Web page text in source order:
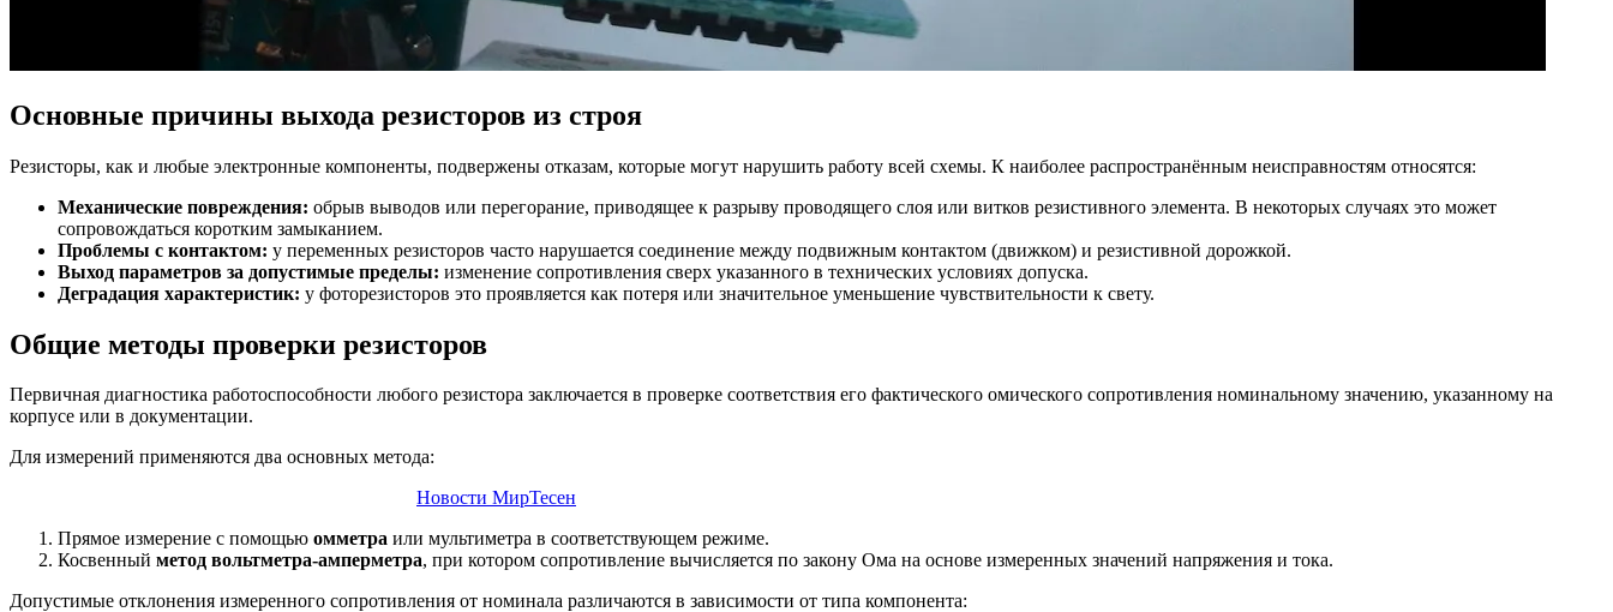
Основные причины выхода резисторов из строя
Резисторы, как и любые электронные компоненты, подвержены отказам, которые могут нарушить работу всей схемы. К наиболее распространённым неисправностям относятся:
Механические повреждения: обрыв выводов или перегорание, приводящее к разрыву проводящего слоя или витков резистивного элемента. В некоторых случаях это может
сопровождаться коротким замыканием.
Проблемы с контактом: у переменных резисторов часто нарушается соединение между подвижным контактом (движком) и резистивной дорожкой.
Выход параметров за допустимые пределы: изменение сопротивления сверх указанного в технических условиях допуска.
Деградация характеристик: у фоторезисторов это проявляется как потеря или значительное уменьшение чувствительности к свету.
Общие методы проверки резисторов
Первичная диагностика работоспособности любого резистора заключается в проверке соответствия его фактического омического сопротивления номинальному значению, указанному на
корпусе или в документации.
Для измерений применяются два основных метода:
Новости МирТесен
Прямое измерение с помощью омметра или мультиметра в соответствующем режиме.
Косвенный метод вольтметра-амперметра, при котором сопротивление вычисляется по закону Ома на основе измеренных значений напряжения и тока.
Допустимые отклонения измеренного сопротивления от номинала различаются в зависимости от типа компонента: